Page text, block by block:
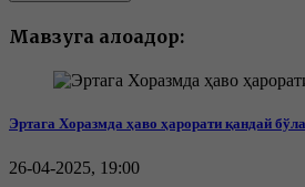
Мавзуга алоқадор:
Эртага Хоразмда ҳаво ҳарорати қандай
26-04-2025, 19:00